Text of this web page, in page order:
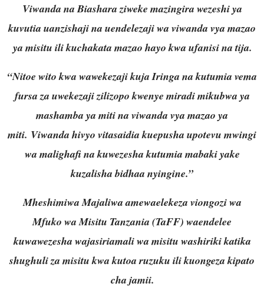
Viwanda na Biashara ziweke mazingira wezeshi ya
kuvutia uanzishaji na uendelezaji wa viwanda vya mazao
ya misitu ili kuchakata mazao hayo kwa ufanisi na tija.
“Nitoe wito kwa wawekezaji kuja Iringa na kutumia vema
fursa za uwekezaji zilizopo kwenye miradi mikubwa ya
mashamba ya miti na viwanda vya mazao ya
miti. Viwanda hivyo vitasaidia kuepusha upotevu mwingi
wa malighafi na kuwezesha kutumia mabaki yake
kuzalisha bidhaa nyingine.”
Mheshimiwa Majaliwa amewaelekeza viongozi wa
Mfuko wa Misitu Tanzania (TaFF) waendelee
kuwawezesha wajasiriamali wa misitu washiriki katika
shughuli za misitu kwa kutoa ruzuku ili kuongeza kipato
cha jamii.